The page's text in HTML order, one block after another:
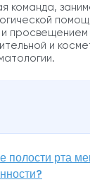
команда,
просвещением
и
полости рта